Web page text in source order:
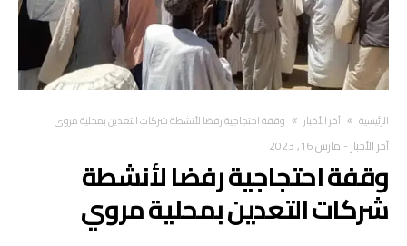
‫الرئيسية‬ آخر الأخبار وقفة احتجاجية رفضا لأنشطة شركات التعدين بمحلية مروي
آخر الأخبار- مارس 16, 2023
وقفة احتجاجية رفضا لأنشطة
شركات التعدين بمحلية مروي